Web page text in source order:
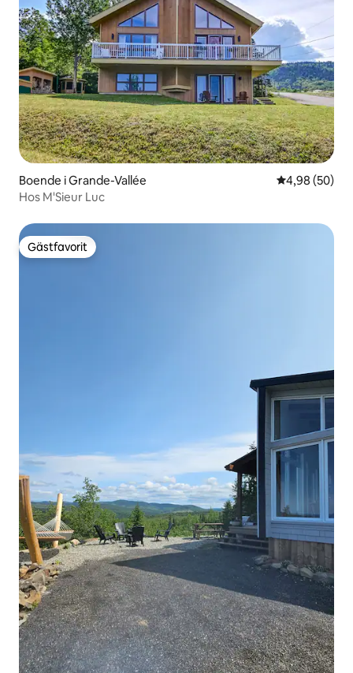
Boende i Grande-Vallée 4,98 av 5 i
4,98 (50)
Hos M'Sieur Luc
Gästfavorit
Gästfavorit